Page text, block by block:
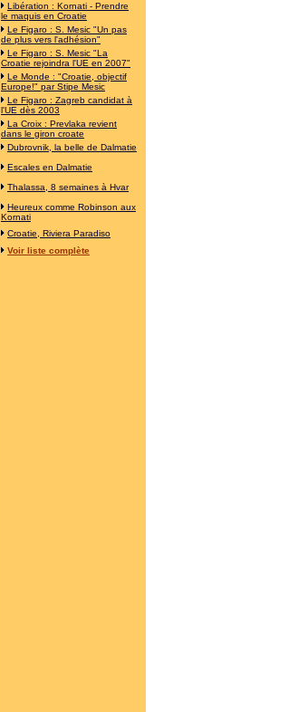
Libération : Kornati - Prendre
le maquis en Croatie
Le Figaro : S. Mesic "Un pas
de plus vers l'adhésion"
Le Figaro : S. Mesic "La
Croatie rejoindra l'UE en 2007"
Le Monde : "Croatie, objectif
Europe!" par Stipe Mesic
Le Figaro : Zagreb candidat à
l'UE dès 2003
La Croix : Prevlaka revient
dans le giron croate
Dubrovnik, la belle de Dalmatie
Escales en Dalmatie
Thalassa, 8 semaines à Hvar
Heureux comme Robinson aux
Kornati
Croatie, Riviera Paradiso
Voir liste complète